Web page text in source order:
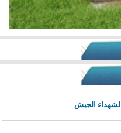
لشهداء الجيش